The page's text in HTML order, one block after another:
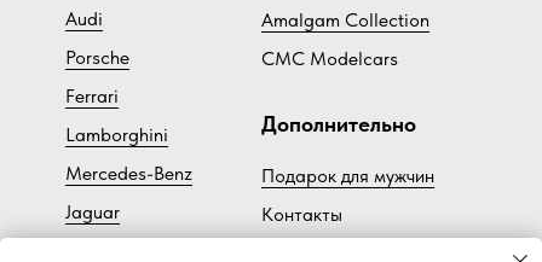
Audi
Porsche
Ferrari
Lamborghini
Mercedes-Benz
Jaguar
Amalgam Collection
CMC Modelcars
Дополнительно
Подарок для мужчин
Контакты